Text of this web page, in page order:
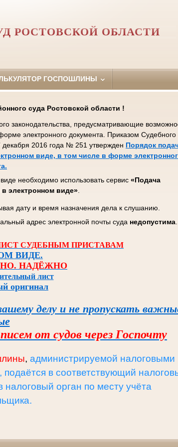
РОСТОВСКОЙ ОБЛАСТИ
ГОСПОШЛИНЫ
суда Ростовской области !
законодательства, предусматривающие
электронного документа. Приказом Судебного
2016 года № 251 утвержден Порядок
виде, в том числе в форме
необходимо использовать сервис «Подача
электронном виде».
дату и время назначения дела к слушанию.
адрес электронной почты суда недопустима.
СУДЕБНЫМ ПРИСТАВАМ
ВИДЕ.
НАДЁЖНО
лист
оригинал
делу и не пропускать
от судов через Госпочту
, администрируемой налоговыми
в соответствующий
орган по месту учёта